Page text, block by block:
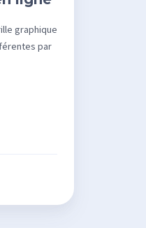
graphique
par